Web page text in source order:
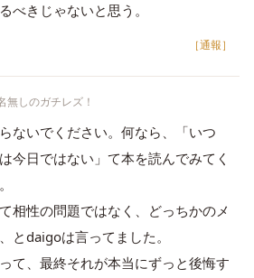
べきじゃないと思う。
［通報］
無しのガチレズ！
ないでください。何なら、「いつ
今日ではない」て本を読んでみてく
相性の問題ではなく、どっちかのメ
とdaigoは言ってました。
て、最終それが本当にずっと後悔す